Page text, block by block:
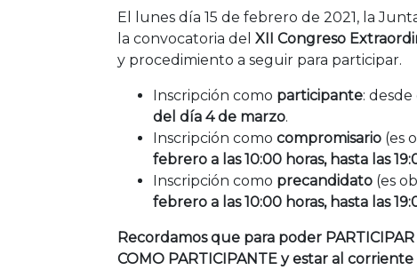
El lunes día 15 de febrero de 2021, la
la convocatoria del XII Congreso
y procedimiento a seguir para participar.
Inscripción como participante: desde
del día 4 de marzo.
Inscripción como compromisario (es
febrero a las 10:00 horas, hasta las
Inscripción como precandidato (es
febrero a las 10:00 horas, hasta las
Recordamos que para poder
COMO PARTICIPANTE y estar al